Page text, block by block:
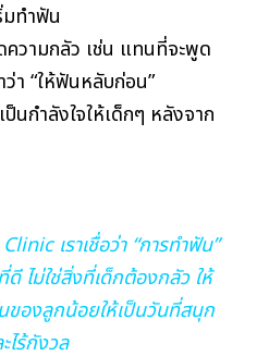
ทำฟัน
ความกลัว เช่น แทนที่จะพูด
ว่า “ให้ฟันหลับก่อน”
นกำลังใจให้เด็กๆ หลังจาก
เราเชื่อว่า “การทำฟัน”
ไม่ใช่สิ่งที่เด็กต้องกลัว ให้
ของลูกน้อยให้เป็นวันที่สนุก
ไร้กังวล